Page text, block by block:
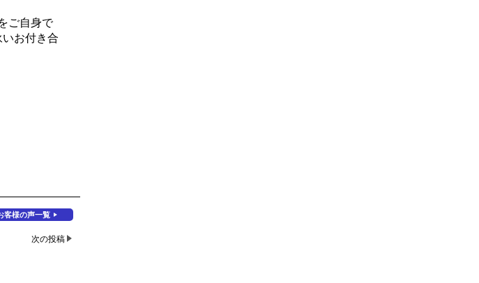
ご自身で
お付き合
客様の声一覧
次の投稿